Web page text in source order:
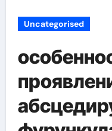
Uncategorised